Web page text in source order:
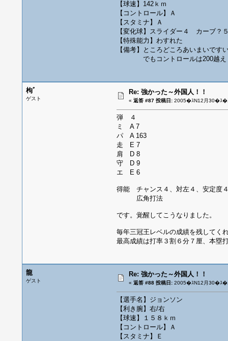
【球速】142ｋｍ
【コントロール】Ａ
【スタミナ】Ａ
【変化球】スライダー４ カーブ？
【特殊能力】わすれた
【備考】ところどころあいまいです
でもコントロールは200越え
枸ﾞ
ゲスト
Re: 強かった～外国人！！
« 返答 #87 投稿日:2005�ｽN12月30�ｽ
弾 ４
ミ A 7
パ A 163
走 E 7
肩 D 8
守 D 9
エ E 6
得能 チャンス４、対左４、安定度
広角打法
です。覚醒してこうなりました。
毎年三冠王レベルの成績を残してく
最高成績は打率３割６分７厘、本
龍
ゲスト
Re: 強かった～外国人！！
« 返答 #88 投稿日:2005�ｽN12月30�ｽ
【選手名】ジョンソン
【利き腕】右/右
【球速】１５８ｋｍ
【コントロール】Ａ
【スタミナ】Ｅ